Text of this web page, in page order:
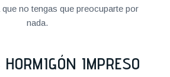
no tengas que preocuparte por
nada.
HORMIGÓN IMPRESO